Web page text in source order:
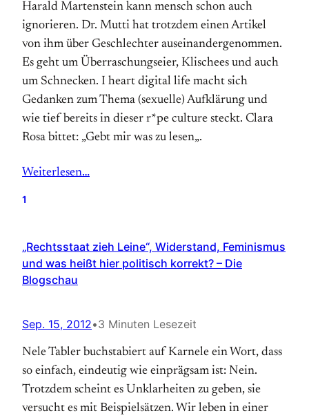
Harald Martenstein kann mensch schon auch
ignorieren. Dr. Mutti hat trotzdem einen Artikel
von ihm über Geschlechter auseinandergenommen.
Es geht um Überraschungseier, Klischees und auch
um Schnecken. I heart digital life macht sich
Gedanken zum Thema (sexuelle) Aufklärung und
wie tief bereits in dieser r*pe culture steckt. Clara
Rosa bittet: „Gebt mir was zu lesen„.
Weiterlesen…
1
„Rechtsstaat zieh Leine“, Widerstand, Feminismus
und was heißt hier politisch korrekt? – Die
Blogschau
Sep. 15, 2012•3 Minuten Lesezeit
Nele Tabler buchstabiert auf Karnele ein Wort, dass
so einfach, eindeutig wie einprägsam ist: Nein.
Trotzdem scheint es Unklarheiten zu geben, sie
versucht es mit Beispielsätzen. Wir leben in einer